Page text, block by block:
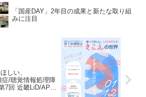
「国産DAY」2年目の成果と新たな取り組
みに注目
しい、
症/聴覚情報処理障
7回 近畿LiD/APD